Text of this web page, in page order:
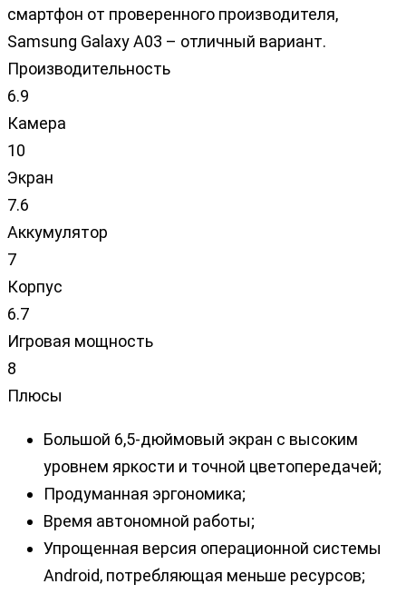
смартфон от проверенного производителя,
Samsung Galaxy A03 – отличный вариант.
Производительность
6.9
Камера
10
Экран
7.6
Аккумулятор
7
Корпус
6.7
Игровая мощность
8
Плюсы
Большой 6,5-дюймовый экран с высоким
уровнем яркости и точной цветопередачей;
Продуманная эргономика;
Время автономной работы;
Упрощенная версия операционной системы
Android, потребляющая меньше ресурсов;